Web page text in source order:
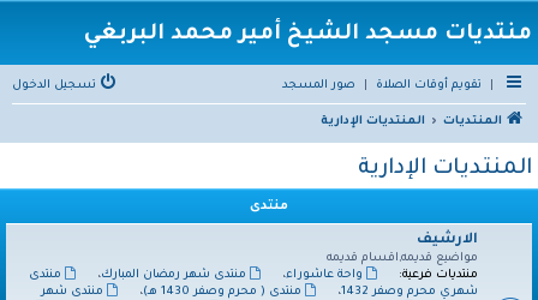
منتديات مسجد الشيخ أمير محمد البربغي
تقويم أوقات الصلاة صور المسجد تسجيل الدخول
المنتديات المنتديات الإدارية
المنتديات الإدارية
منتدى
الارشيف
مواضيع قديمه,اقسام قديمه
منتديات فرعية:
واحة عاشوراء، منتدى شهر رمضان المبارك،
منتدى
شهري محرم وصفر 1432
، منتدى ( محرم وصفر 1430 هـ) ،
منتدى شهر